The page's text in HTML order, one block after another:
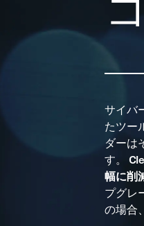
サイバ
たツー
ダーは
す。
幅に削
プグレ
の場合